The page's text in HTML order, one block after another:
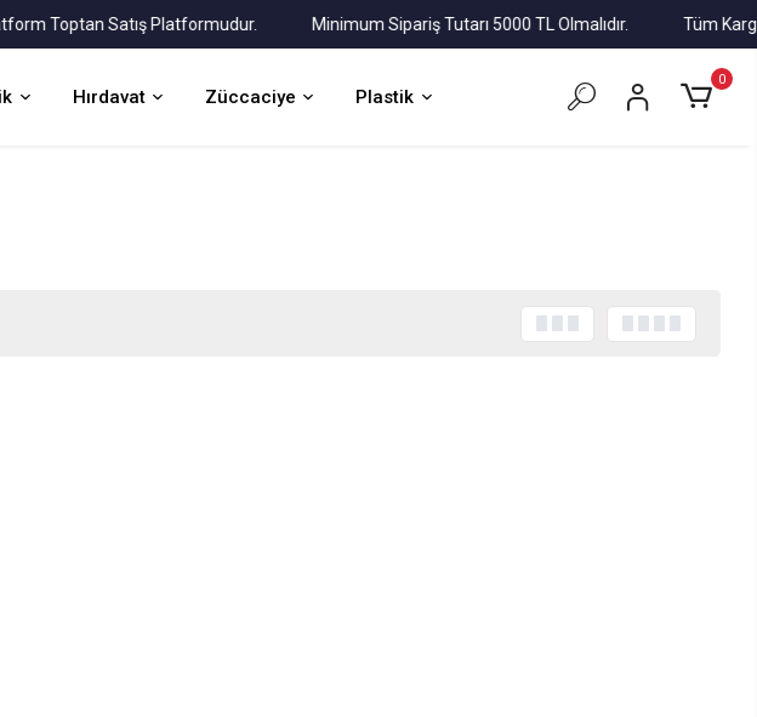
Toptan Satış Platformudur. Minimum Sipariş Tutarı 5000 TL Olmalıdır. Tüm Kargolar
Hırdavat Züccaciye Plastik
0